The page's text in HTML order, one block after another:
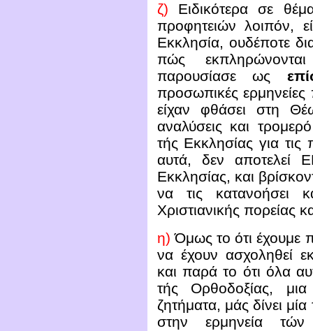
ζ) Ειδικότερα σε
προφητειών λοιπόν,
Εκκλησία, ουδέποτε
πώς
παρουσίασε ως
προσωπικές
είχαν φθάσει στη
αναλύσεις και
τής Εκκλησίας για
αυτά, δεν αποτελεί
Εκκλησίας, και
να τις κατανοήσει
Χριστιανικής πορείας
η) Όμως το ότι έχουμε
να έχουν ασχοληθεί
και παρά το ότι όλα
τής Ορθοδοξίας, μια
ζητήματα, μάς δίνει
στην ερμηνεία